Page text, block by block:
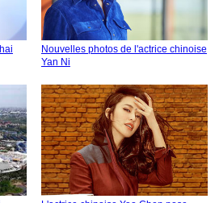
Nouvelles photos de l'actrice chinoise
Yan Ni